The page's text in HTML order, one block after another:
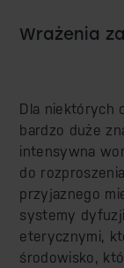
Wrażenia
Dla niektórych
bardzo duże
intensywna
do
przyjaznego
systemy
eterycznymi,
środowisko,